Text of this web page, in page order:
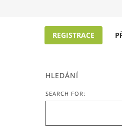
REGISTRACE
HLEDÁNÍ
SEARCH FOR: